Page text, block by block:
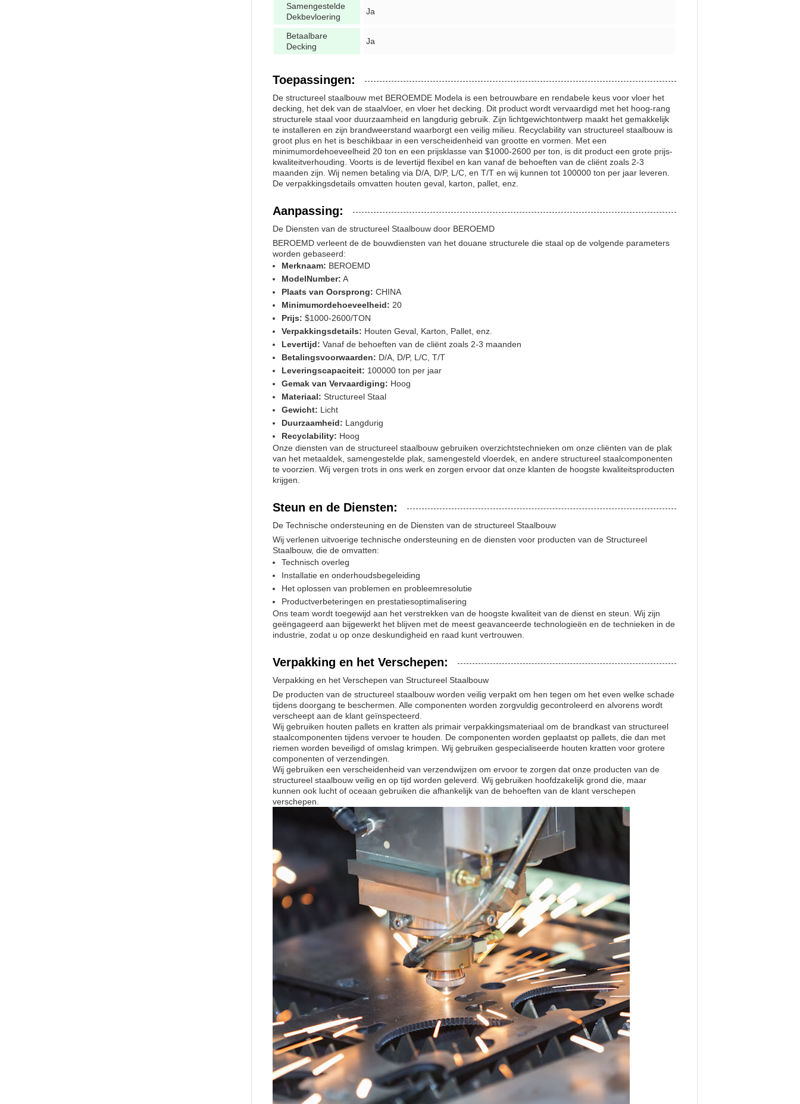
Samengestelde
Dekbevloering
Ja
Betaalbare
Decking
Ja
Toepassingen:
De structureel staalbouw met BEROEMDE Modela is een betrouwbare en rendabele keus voor vloer het
decking, het dek van de staalvloer, en vloer het decking. Dit product wordt vervaardigd met het hoog-rang
structurele staal voor duurzaamheid en langdurig gebruik. Zijn lichtgewichtontwerp maakt het gemakkelijk
te installeren en zijn brandweerstand waarborgt een veilig milieu. Recyclability van structureel staalbouw is
groot plus en het is beschikbaar in een verscheidenheid van grootte en vormen. Met een
minimumordehoeveelheid 20 ton en een prijsklasse van $1000-2600 per ton, is dit product een grote prijs-
kwaliteitverhouding. Voorts is de levertijd flexibel en kan vanaf de behoeften van de cliënt zoals 2-3
maanden zijn. Wij nemen betaling via D/A, D/P, L/C, en T/T en wij kunnen tot 100000 ton per jaar leveren.
De verpakkingsdetails omvatten houten geval, karton, pallet, enz.
Aanpassing:
De Diensten van de structureel Staalbouw door BEROEMD
BEROEMD verleent de de bouwdiensten van het douane structurele die staal op de volgende parameters
worden gebaseerd:
Merknaam: BEROEMD
ModelNumber: A
Plaats van Oorsprong: CHINA
Minimumordehoeveelheid: 20
Prijs: $1000-2600/TON
Verpakkingsdetails: Houten Geval, Karton, Pallet, enz.
Levertijd: Vanaf de behoeften van de cliënt zoals 2-3 maanden
Betalingsvoorwaarden: D/A, D/P, L/C, T/T
Leveringscapaciteit: 100000 ton per jaar
Gemak van Vervaardiging: Hoog
Materiaal: Structureel Staal
Gewicht: Licht
Duurzaamheid: Langdurig
Recyclability: Hoog
Onze diensten van de structureel staalbouw gebruiken overzichtstechnieken om onze cliënten van de plak
van het metaaldek, samengestelde plak, samengesteld vloerdek, en andere structureel staalcomponenten
te voorzien. Wij vergen trots in ons werk en zorgen ervoor dat onze klanten de hoogste kwaliteitsproducten
krijgen.
Steun en de Diensten:
De Technische ondersteuning en de Diensten van de structureel Staalbouw
Wij verlenen uitvoerige technische ondersteuning en de diensten voor producten van de Structureel
Staalbouw, die de omvatten:
Technisch overleg
Installatie en onderhoudsbegeleiding
Het oplossen van problemen en probleemresolutie
Productverbeteringen en prestatiesoptimalisering
Ons team wordt toegewijd aan het verstrekken van de hoogste kwaliteit van de dienst en steun. Wij zijn
geëngageerd aan bijgewerkt het blijven met de meest geavanceerde technologieën en de technieken in de
industrie, zodat u op onze deskundigheid en raad kunt vertrouwen.
Verpakking en het Verschepen:
Verpakking en het Verschepen van Structureel Staalbouw
De producten van de structureel staalbouw worden veilig verpakt om hen tegen om het even welke schade
tijdens doorgang te beschermen. Alle componenten worden zorgvuldig gecontroleerd en alvorens wordt
verscheept aan de klant geïnspecteerd.
Wij gebruiken houten pallets en kratten als primair verpakkingsmateriaal om de brandkast van structureel
staalcomponenten tijdens vervoer te houden. De componenten worden geplaatst op pallets, die dan met
riemen worden beveiligd of omslag krimpen. Wij gebruiken gespecialiseerde houten kratten voor grotere
componenten of verzendingen.
Wij gebruiken een verscheidenheid van verzendwijzen om ervoor te zorgen dat onze producten van de
structureel staalbouw veilig en op tijd worden geleverd. Wij gebruiken hoofdzakelijk grond die, maar
kunnen ook lucht of oceaan gebruiken die afhankelijk van de behoeften van de klant verschepen
verschepen.